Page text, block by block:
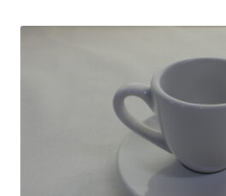
Standort & Öffnungszeiten
Kontakt & Feedback